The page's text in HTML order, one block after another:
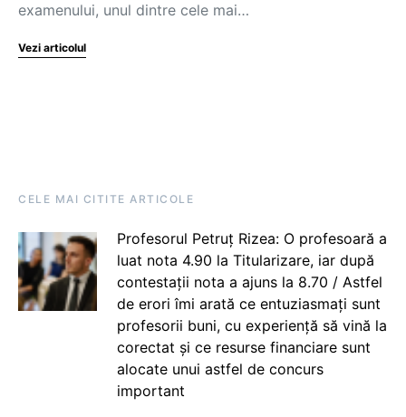
examenului, unul dintre cele mai…
Vezi articolul
CELE MAI CITITE ARTICOLE
Profesorul Petruț Rizea: O profesoară a
luat nota 4.90 la Titularizare, iar după
contestații nota a ajuns la 8.70 / Astfel
de erori îmi arată ce entuziasmați sunt
profesorii buni, cu experiență să vină la
corectat și ce resurse financiare sunt
alocate unui astfel de concurs
important